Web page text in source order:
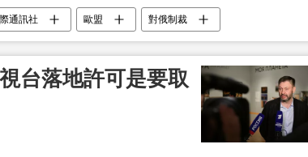
通訊社 歐盟 對俄制裁
台落地許可是要取